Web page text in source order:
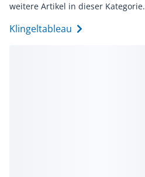
weitere Artikel in dieser Kategorie.
Klingeltableau